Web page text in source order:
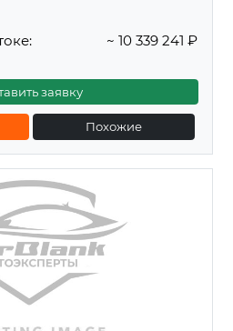
~ 10 339 241 ₽
заявку
Похожие